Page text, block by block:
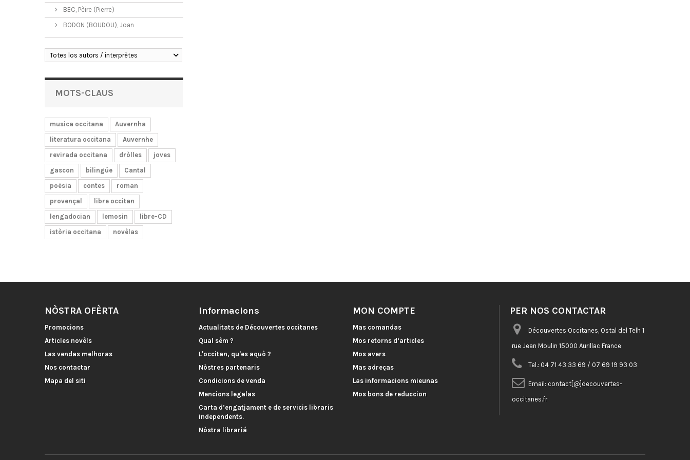
BEC, Pèire (Pierre)
BODON (BOUDOU), Joan
Totes los autors / interprètes
MOTS-CLAUS
musica occitana
Auvernha
literatura occitana
Auvernhe
revirada occitana
dròlles
joves
gascon
bilingüe
Cantal
poësia
contes
roman
provençal
libre occitan
lengadocian
lemosin
libre-CD
istòria occitana
novèlas
NÒSTRA OFÈRTA
Promocions
Articles novèls
Las vendas melhoras
Nos contactar
Mapa del siti
Informacions
Actualitats de Découvertes occitanes
Qual sèm ?
L'occitan, qu'es aquò ?
Nòstres partenaris
Condicions de venda
Mencions legalas
Carta d’engatjament e de servicis libraris
independents.
Nòstra librariá
MON COMPTE
Mas comandas
Mos retorns d’articles
Mos avers
Mas adreças
Las informacions mieunas
Mos bons de reduccion
PER NOS CONTACTAR
Découvertes Occitanes, Ostal del Telh 1
rue Jean Moulin 15000 Aurillac France
Tel.: 04 71 43 33 69 / 07 69 19 93 03
Email: contact[@]decouvertes-
occitanes.fr